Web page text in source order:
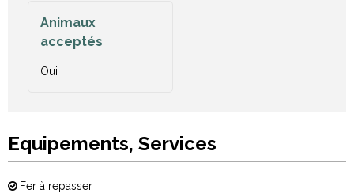
Animaux
acceptés
Oui
Equipements, Services
Fer à repasser